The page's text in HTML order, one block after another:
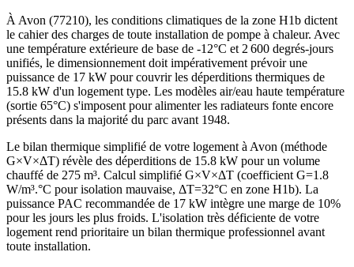
À Avon (77210), les conditions climatiques de la zone H1b dictent
le cahier des charges de toute installation de pompe à chaleur. Avec
une température extérieure de base de -12°C et 2 600 degrés-jours
unifiés, le dimensionnement doit impérativement prévoir une
puissance de 17 kW pour couvrir les déperditions thermiques de
15.8 kW d'un logement type. Les modèles air/eau haute température
(sortie 65°C) s'imposent pour alimenter les radiateurs fonte encore
présents dans la majorité du parc avant 1948.
Le bilan thermique simplifié de votre logement à Avon (méthode
G×V×ΔT) révèle des déperditions de 15.8 kW pour un volume
chauffé de 275 m³. Calcul simplifié G×V×ΔT (coefficient G=1.8
W/m³.°C pour isolation mauvaise, ΔT=32°C en zone H1b). La
puissance PAC recommandée de 17 kW intègre une marge de 10%
pour les jours les plus froids. L'isolation très déficiente de votre
logement rend prioritaire un bilan thermique professionnel avant
toute installation.